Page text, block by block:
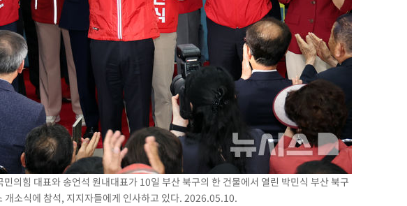
수수색에 '충격·당황'
포 순간 '40도'
요임무종사 혐의
마감
6296.38 마감
마감
충돌 흔적 포착
끝 과달라하라 격파
염 잠시 꺾인다"
의힘 대표와 송언석 원내대표가 10일 부산 북구의 한 건물에서 열린 박민식 부산 북구
개소식에 참석, 지지자들에게 인사하고 있다. 2026.05.10.